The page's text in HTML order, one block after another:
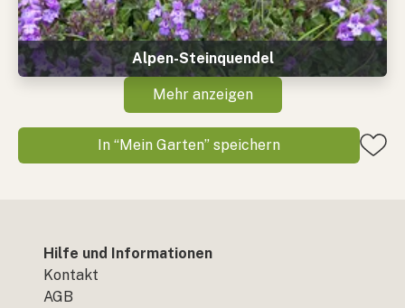
Alpen-Steinquendel
Mehr anzeigen
In “Mein Garten” speichern
Hilfe und Informationen
Kontakt
AGB